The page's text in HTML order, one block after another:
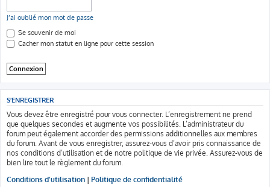
J’ai oublié mon mot de passe
Se souvenir de moi
Cacher mon statut en ligne pour cette session
S’ENREGISTRER
Vous devez être enregistré pour vous connecter. L’enregistrement ne prend
que quelques secondes et augmente vos possibilités. L’administrateur du
forum peut également accorder des permissions additionnelles aux membres
du forum. Avant de vous enregistrer, assurez-vous d’avoir pris connaissance de
nos conditions d’utilisation et de notre politique de vie privée. Assurez-vous de
bien lire tout le règlement du forum.
Conditions d’utilisation | Politique de confidentialité